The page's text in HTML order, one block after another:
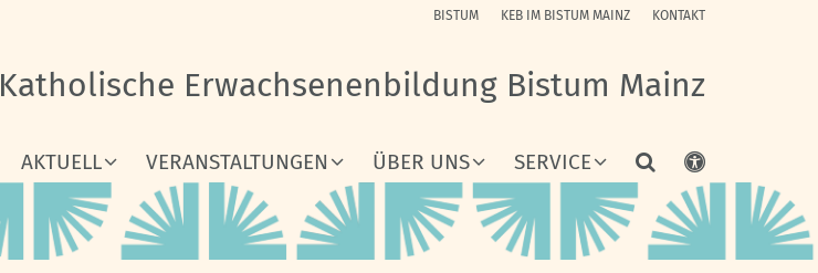
BISTUM KEB IM BISTUM MAINZ KONTAKT
Katholische Erwachsenenbildung Bistum Mainz
AKTUELL VERANSTALTUNGEN ÜBER UNS SERVICE